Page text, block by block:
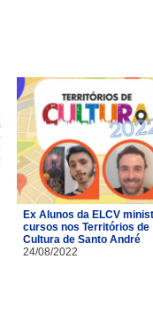
Ex Alunos da ELCV
cursos nos Territórios de
Cultura de Santo André
24/08/2022